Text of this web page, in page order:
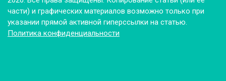
части) и графических материалов возможно только при
указании прямой активной гиперссылки на статью.
Политика конфиденциальности